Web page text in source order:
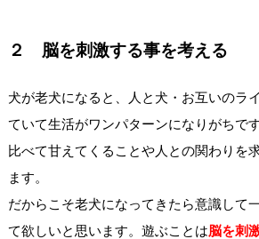
２ 脳を刺激する事を考える
犬が老犬になると、人と犬・お互いのラ
ていて生活がワンパターンになりがちで
比べて甘えてくることや人との関わりを
ます。
だからこそ老犬になってきたら意識して
て欲しいと思います。遊ぶことは脳を刺